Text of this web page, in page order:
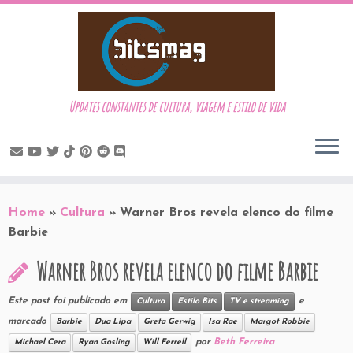
to
content
Updates constantes de cultura, viagem e estilo de vida
Home » Cultura » Warner Bros revela elenco do filme
Barbie
Warner Bros revela elenco do filme Barbie
Este post foi publicado em Cultura Estilo Bits TV e streaming e
marcado Barbie Dua Lipa Greta Gerwig Isa Rae Margot Robbie
Michael Cera Ryan Gosling Will Ferrell por Beth Ferreira